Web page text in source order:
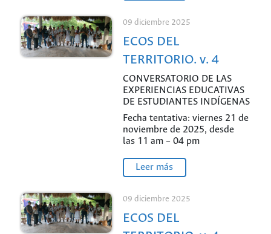
09 diciembre 2025
ECOS DEL
TERRITORIO. v. 4
CONVERSATORIO DE LAS
EXPERIENCIAS EDUCATIVAS
DE ESTUDIANTES INDÍGENAS
Fecha tentativa: viernes 21 de
noviembre de 2025, desde
las 11 am – 04 pm
Leer más
09 diciembre 2025
ECOS DEL